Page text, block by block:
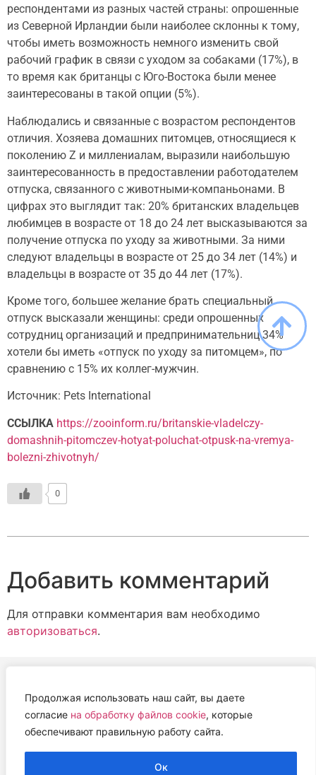
Продолжая использовать наш сайт, вы даете
согласие на обработку файлов cookie, которые
обеспечивают правильную работу сайта.
Ок
респондентами из разных частей страны: опрошенные
из Северной Ирландии были наиболее склонны к тому,
чтобы иметь возможность немного изменить свой
рабочий график в связи с уходом за собаками (17%), в
то время как британцы с Юго-Востока были менее
заинтересованы в такой опции (5%).
Наблюдались и связанные с возрастом респондентов
отличия. Хозяева домашних питомцев, относящиеся к
поколению Z и миллениалам, выразили наибольшую
заинтересованность в предоставлении работодателем
отпуска, связанного с животными-компаньонами. В
цифрах это выглядит так: 20% британских владельцев
любимцев в возрасте от 18 до 24 лет высказываются за
получение отпуска по уходу за животными. За ними
следуют владельцы в возрасте от 25 до 34 лет (14%) и
владельцы в возрасте от 35 до 44 лет (17%).
Кроме того, большее желание брать специальный
отпуск высказали женщины: среди опрошенных
сотрудниц организаций и предпринимательниц 34%
хотели бы иметь «отпуск по уходу за питомцем», по
сравнению с 15% их коллег-мужчин.
Источник: Pets International
ССЫЛКА https://zooinform.ru/britanskie-vladelczy-
domashnih-pitomczev-hotyat-poluchat-otpusk-na-vremya-
bolezni-zhivotnyh/
0
Добавить комментарий
Для отправки комментария вам необходимо
авторизоваться.
АВТОНОМНАЯ НЕКОММЕРЧЕСКАЯ ОРГАНИЗАЦИЯ
«ЦЕНТР ВЕТЕРИНАРНОЙ ТЕРАПИИ, ИММУНОЛОГИИ И
ИММУНОПАТОЛОГИИ» (ЦВЕТИ)
Работем с 2019 года.